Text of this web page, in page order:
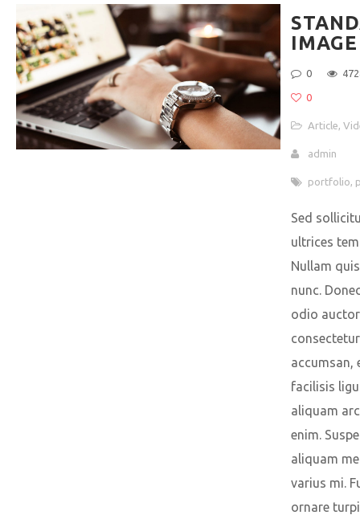
0
0
Article
admin
portfolio
Sed
ultrices
Nullam
nunc.
odio auctor
consectetur
accumsan,
facilisis
aliquam
enim.
aliquam
varius mi.
ornare